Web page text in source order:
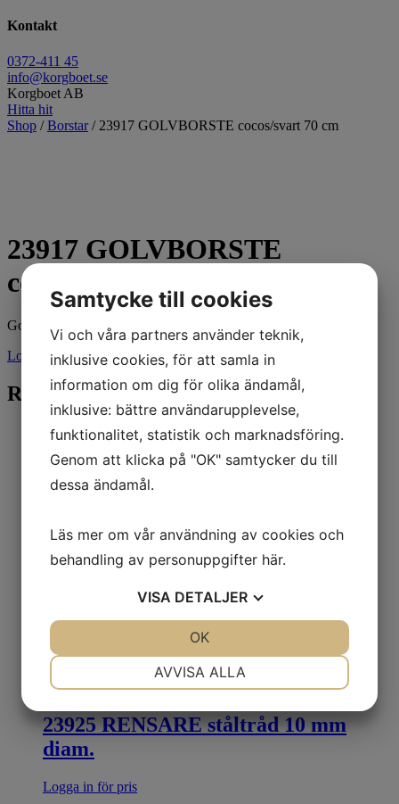
Kontakt
0372-411 45
info@korgboet.se
Korgboet AB
Hitta hit
Shop /Borstar / 23917 GOLVBORSTE cocos/svart 70 cm
23917 GOLVBORSTE
cocos/svart 70 cm
Golvborste cocos/tagel 70 cm
Logga in för pris
Relaterade produkter
23925 RENSARE ståltråd 10 mm
diam.
Logga in för pris
Samtycke till cookies
Vi och våra partners använder teknik,
inklusive cookies, för att samla in
information om dig för olika ändamål,
inklusive: bättre användarupplevelse,
funktionalitet, statistik och marknadsföring.
Genom att klicka på "OK" samtycker du till
dessa ändamål.
Läs mer om vår användning av cookies och
behandling av personuppgifter här.
VISA DETALJER
MARKNADSFÖRING STATISTIK
AVVISA ALLA
OK